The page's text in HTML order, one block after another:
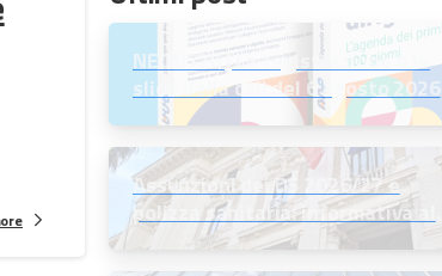
NEODS26 | La registrazione e le
slide della call del 6 agosto 2026
Assunzioni dei DS 2026/27 e
polizza sanitaria: informativa al